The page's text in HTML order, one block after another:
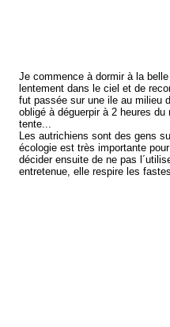
Je commence à dormir à la
lentement dans le ciel et de
fut passée sur une ile au milieu
obligé à déguerpir à 2 heures
tente...
Les autrichiens sont des gens
écologie est très importante
décider ensuite de ne pas
entretenue, elle respire les